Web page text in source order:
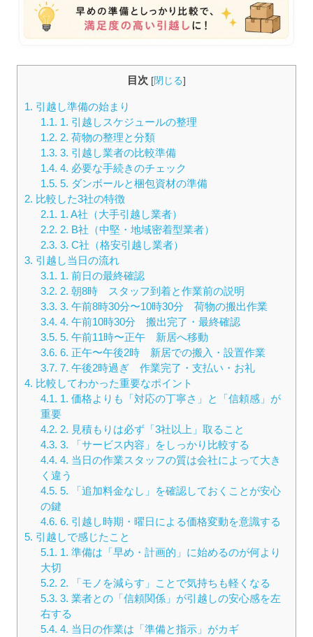
目次 [閉じる]
1. 引越し準備の始まり
1.1. 1. 引越しスケジュールの整理
1.2. 2. 荷物の整理と分類
1.3. 3. 引越し業者の比較準備
1.4. 4. 必要な手続きのチェック
1.5. 5. ダンボールと梱包資材の準備
2. 比較した3社の特徴
2.1. 1. A社（大手引越し業者）
2.2. 2. B社（中堅・地域密着型業者）
2.3. 3. C社（格安引越し業者）
3. 引越し当日の流れ
3.1. 1. 前日の最終確認
3.2. 2. 朝8時 スタッフ到着と作業前の説明
3.3. 3. 午前8時30分〜10時30分 荷物の搬出作業
3.4. 4. 午前10時30分 搬出完了・最終確認
3.5. 5. 午前11時〜正午 新居へ移動
3.6. 6. 正午〜午後2時 新居での搬入・設置作業
3.7. 7. 午後2時過ぎ 作業完了・支払い・お礼
4. 比較してわかった重要なポイント
4.1. 1. 価格よりも「対応の丁寧さ」と「信頼感」が
重要
4.2. 2. 見積もりは必ず「3社以上」取ること
4.3. 3. 「サービス内容」をしっかり比較する
4.4. 4. 当日の作業スタッフの質は会社によって大き
く違う
4.5. 5. 「追加料金なし」を確認しておくことが安心
の鍵
4.6. 6. 引越し時期・曜日による価格変動を意識する
5. 引越しで感じたこと
5.1. 1. 準備は「早め・計画的」に始めるのが何より
大切
5.2. 2. 「モノを減らす」ことで気持ちも軽くなる
5.3. 3. 業者との「信頼関係」が引越しの安心感を左
右する
5.4. 4. 当日の作業は「準備と指示」がカギ